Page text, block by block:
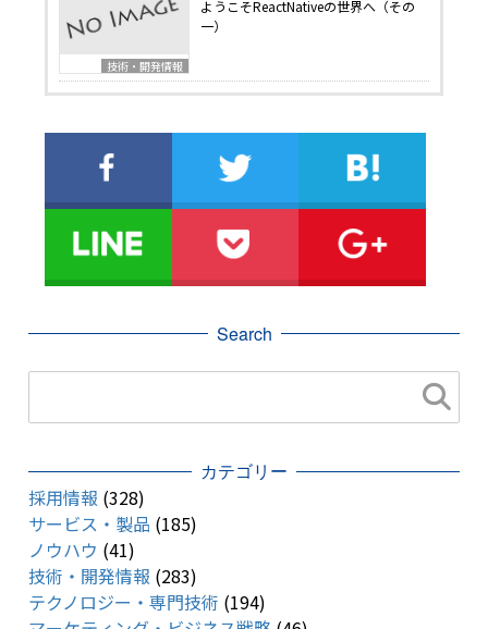
技術・開発情報
ようこそReactNativeの世界へ（その
一）
Search
カテゴリー
採用情報 (328)
サービス・製品 (185)
ノウハウ (41)
技術・開発情報 (283)
テクノロジー・専門技術 (194)